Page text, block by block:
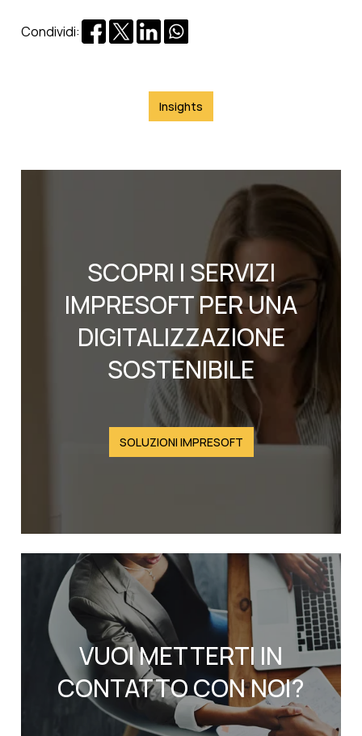
Condividi:
Insights
SCOPRI I SERVIZI
IMPRESOFT PER UNA
DIGITALIZZAZIONE
SOSTENIBILE
SOLUZIONI IMPRESOFT
VUOI METTERTI IN
CONTATTO CON NOI?